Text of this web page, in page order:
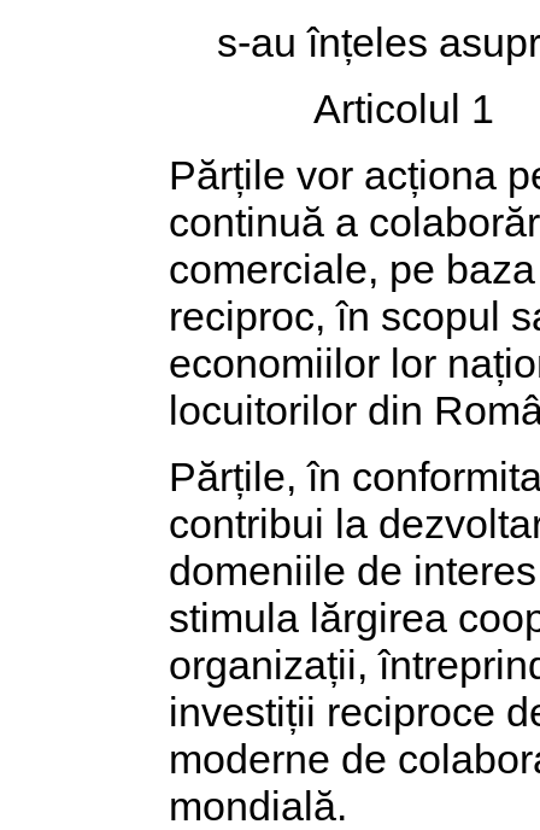
s-au înțeles
Articolul 1
Părțile vor acționa
continuă a
comerciale, pe
reciproc, în scopul
economiilor lor
locuitorilor din
Părțile, în
contribui la
domeniile de
stimula lărgirea
organizații,
investiții reciproce
moderne de
mondială.